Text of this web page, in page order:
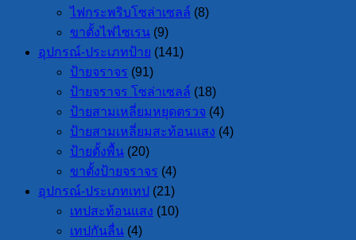
ไฟกระพริบโซล่าเซลล์ (8)
ขาตั้งไฟไซเรน (9)
อุปกรณ์-ประเภทป้าย (141)
ป้ายจราจร (91)
ป้ายจราจร โซล่าเซลล์ (18)
ป้ายสามเหลี่ยมหยุดตรวจ (4)
ป้ายสามเหลี่ยมสะท้อนแสง (4)
ป้ายตั้งพื้น (20)
ขาตั้งป้ายจราจร (4)
อุปกรณ์-ประเภทเทป
(21)
เทปสะท้อนแสง (10)
เทปกันลื่น (4)